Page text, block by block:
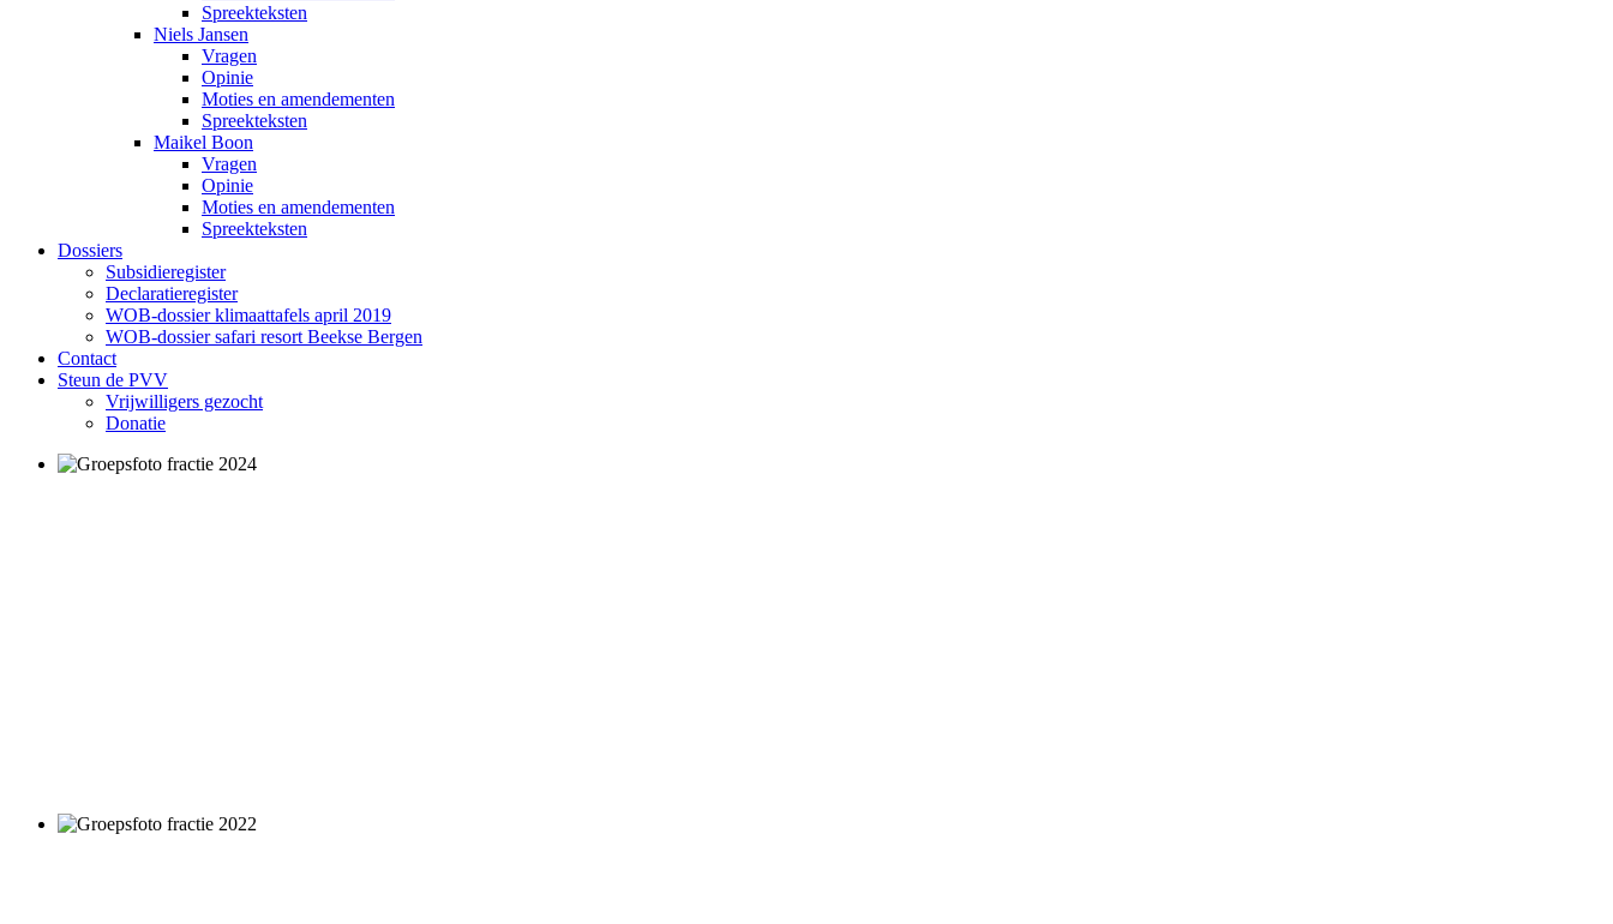
Spreekteksten
Niels Jansen
Vragen
Opinie
Moties en amendementen
Spreekteksten
Maikel Boon
Vragen
Opinie
Moties en amendementen
Spreekteksten
Dossiers
Subsidieregister
Declaratieregister
WOB-dossier klimaattafels april 2019
WOB-dossier safari resort Beekse Bergen
Contact
Steun de PVV
Vrijwilligers gezocht
Donatie